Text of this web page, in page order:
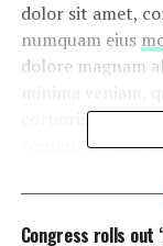
dolor sit amet,
numquam eius
dolore magnam
corporis
commodi
At vero eos et
Congress rolls out